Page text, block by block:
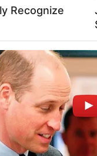
lolos audisi menjadi
tampil
drama tersebut
berjudul Heaven. Ia
oleh penyanyi R&B
Recognize